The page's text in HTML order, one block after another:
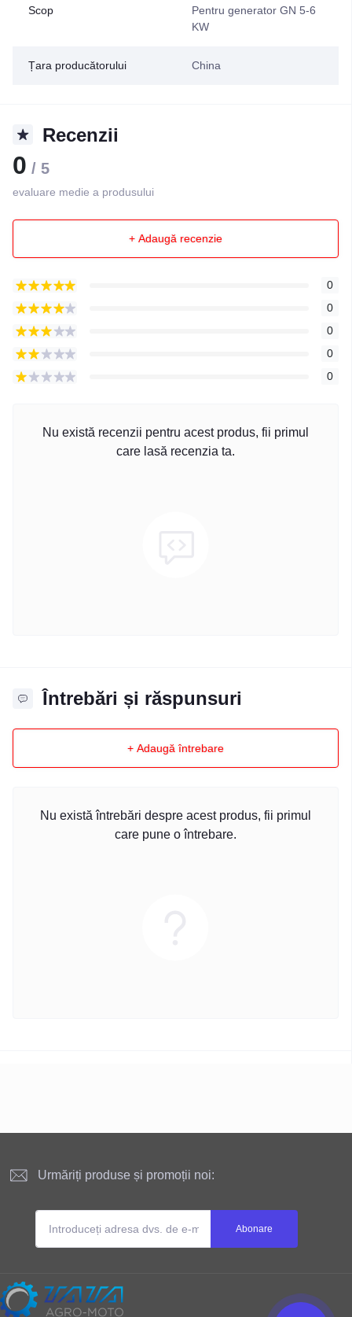
Scop
Pentru generator GN 5-6
KW
Țara producătorului China
Recenzii
0 / 5
evaluare medie a produsului
+ Adaugă recenzie
0
0
0
0
0
Nu există recenzii pentru acest produs, fii primul
care lasă recenzia ta.
Întrebări și răspunsuri
+ Adaugă întrebare
Nu există întrebări despre acest produs, fii primul
care pune o întrebare.
Urmăriți produse și promoții noi:
Abonare